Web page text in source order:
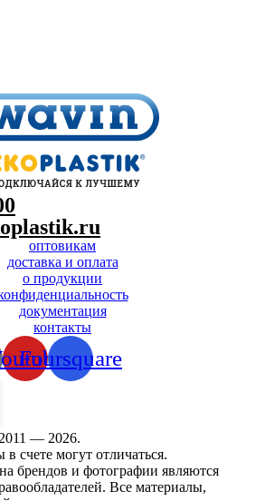
оптовикам
доставка и оплата
о продукции
документация
контакты
Foursquare
— 2026.
счете могут отличаться.
брендов и фотографии являются
Все материалы,